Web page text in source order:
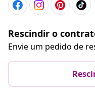
Rescindir o
Envie um pedido de